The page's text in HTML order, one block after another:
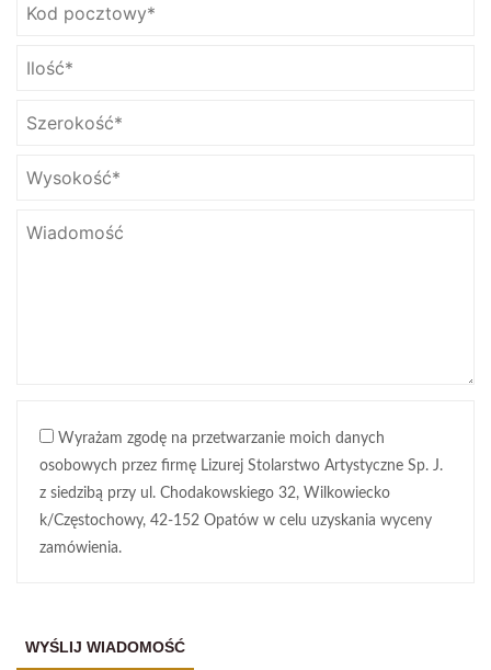
Wyrażam zgodę na przetwarzanie moich danych
osobowych przez firmę Lizurej Stolarstwo Artystyczne Sp. J.
z siedzibą przy ul. Chodakowskiego 32, Wilkowiecko
k/Częstochowy, 42-152 Opatów w celu uzyskania wyceny
zamówienia.